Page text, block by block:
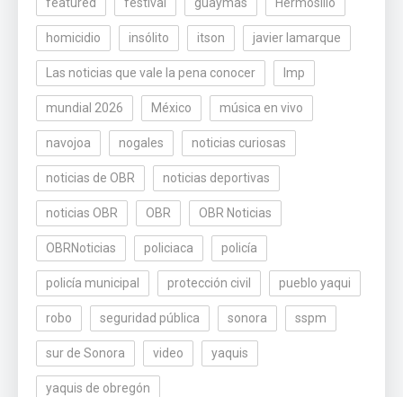
featured festival guaymas Hermosillo
homicidio insólito itson javier lamarque
Las noticias que vale la pena conocer lmp
mundial 2026 México música en vivo
navojoa nogales noticias curiosas
noticias de OBR noticias deportivas
noticias OBR OBR OBR Noticias
OBRNoticias policiaca policía
policía municipal protección civil pueblo yaqui
robo seguridad pública sonora sspm
sur de Sonora video yaquis
yaquis de obregón